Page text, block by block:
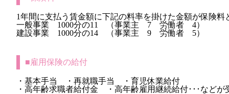
1年間に支払う賃金額に下記の料率を掛けた金額が保険料
一般事業 1000分の11 （事業主 7 労働者 4）
建設事業 1000分の14 （事業主 9 労働者 5）
■雇用保険の給付
・基本手当 ・再就職手当 ・育児休業給付
・高年齢求職者給付金 ・高年齢雇用継続給付･･･などが